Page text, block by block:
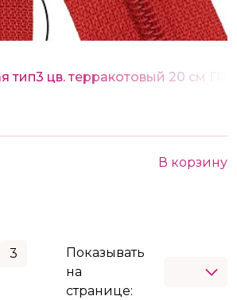
цв. терракотовый 20 см ГР
В корзину
3
Показывать
на
странице: